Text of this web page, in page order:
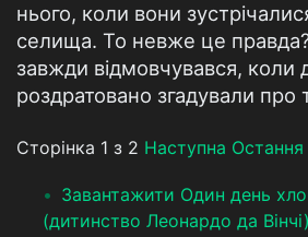
нього, коли вони
селища. То невже це правда?
завжди відмовчувався, коли
роздратовано згадували про
Сторінка 1 з 2 Наступна Остання
Завантажити Один день
(дитинство Леонардо да Вінчі)